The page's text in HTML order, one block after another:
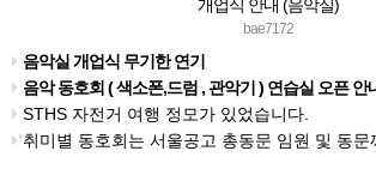
개업식 안내 (음악실)
bae7172
음악실 개업식 무기한 연기
음악 동호회 ( 색소폰,드럼 , 관악기 ) 연습실 오픈 안
STHS 자전거 여행 정모가 있었습니다.
취미별 동호회는 서울공고 총동문 임원 및 동문께서 서로 취미를 같이 하는 동호